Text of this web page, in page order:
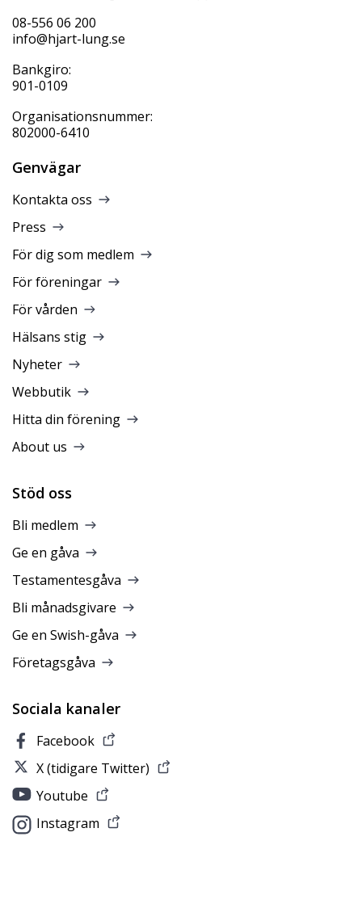
08-556 06 200
info@hjart-lung.se
Bankgiro:
901-0109
Organisationsnummer:
802000-6410
Genvägar
Kontakta oss
Press
För dig som medlem
För föreningar
För vården
Hälsans stig
Nyheter
Webbutik
Hitta din förening
About us
Stöd oss
Bli medlem
Ge en gåva
Testamentesgåva
Bli månadsgivare
Ge en Swish-gåva
Företagsgåva
Sociala kanaler
Facebook
X (tidigare Twitter)
Youtube
Instagram